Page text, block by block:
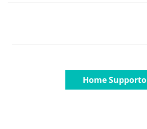
Home Supporto